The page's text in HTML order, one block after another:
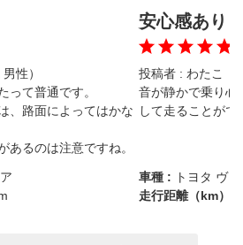
性）
って普通です。
、路面によってはかな
あるのは注意ですね。
安心感あり
投稿者 : わたこ（
音が静かで乗り心
して走ることが
車種 :
トヨタ ヴ
走行距離（km） :